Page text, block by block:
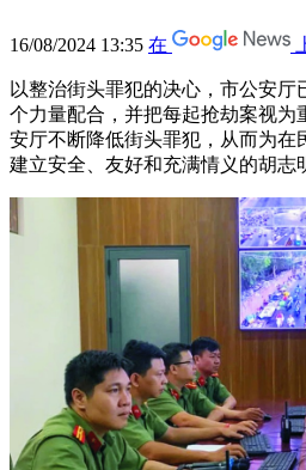
16/08/2024 13:35 在
以整治街头罪犯的决心，市公安厅
个力量配合，并把每起抢劫案视为
安厅不断降低街头罪犯，从而为在
建立安全、友好和充满情义的胡志